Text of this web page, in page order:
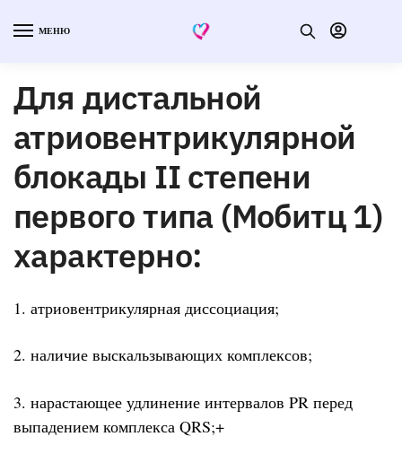
МЕНЮ
Для дистальной
атриовентрикулярной
блокады II степени
первого типа (Мобитц 1)
характерно:
1. атриовентрикулярная диссоциация;
2. наличие выскальзывающих комплексов;
3. нарастающее удлинение интервалов PR перед
выпадением комплекса QRS;+